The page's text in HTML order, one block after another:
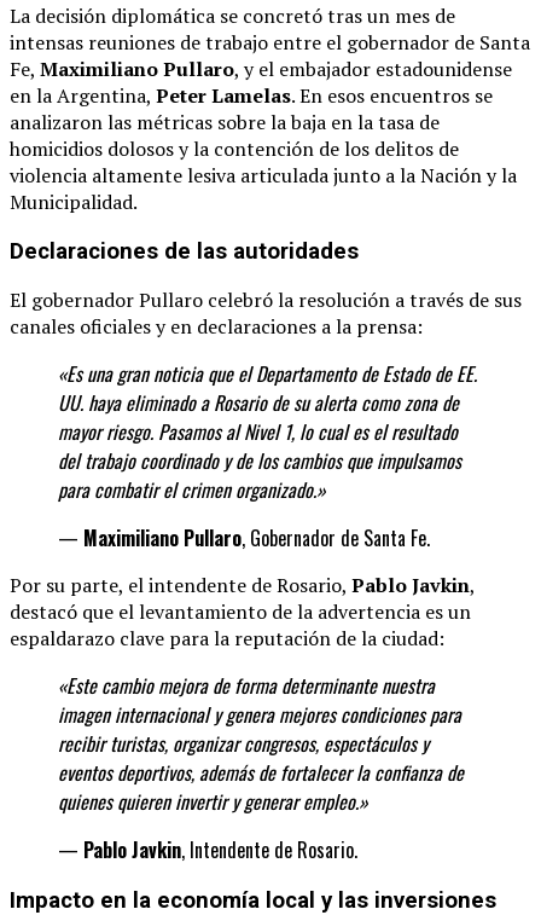
La decisión diplomática se concretó tras un mes de
intensas reuniones de trabajo entre el gobernador de Santa
Fe, Maximiliano Pullaro, y el embajador estadounidense
en la Argentina, Peter Lamelas.En esos encuentros se
analizaron las métricas sobre la baja en la tasa de
homicidios dolosos y la contención de los delitos de
violencia altamente lesiva articulada junto a la Nación y la
Municipalidad.
Declaraciones de las autoridades
El gobernador Pullaro celebró la resolución a través de sus
canales oficiales y en declaraciones a la prensa:
«Es una gran noticia que el Departamento de Estado de EE.
UU. haya eliminado a Rosario de su alerta como zona de
mayor riesgo. Pasamos al Nivel 1, lo cual es el resultado
del trabajo coordinado y de los cambios que impulsamos
para combatir el crimen organizado.»
— Maximiliano Pullaro, Gobernador de Santa Fe.
Por su parte, el intendente de Rosario, Pablo Javkin,
destacó que el levantamiento de la advertencia es un
espaldarazo clave para la reputación de la ciudad:
«Este cambio mejora de forma determinantenuestra
imagen internacional y genera mejores condiciones para
recibir turistas, organizar congresos, espectáculos y
eventos deportivos, además de fortalecer la confianza de
quienes quieren invertir y generarempleo.»
— Pablo Javkin, Intendente de Rosario.
Impacto en la economía local y las inversiones